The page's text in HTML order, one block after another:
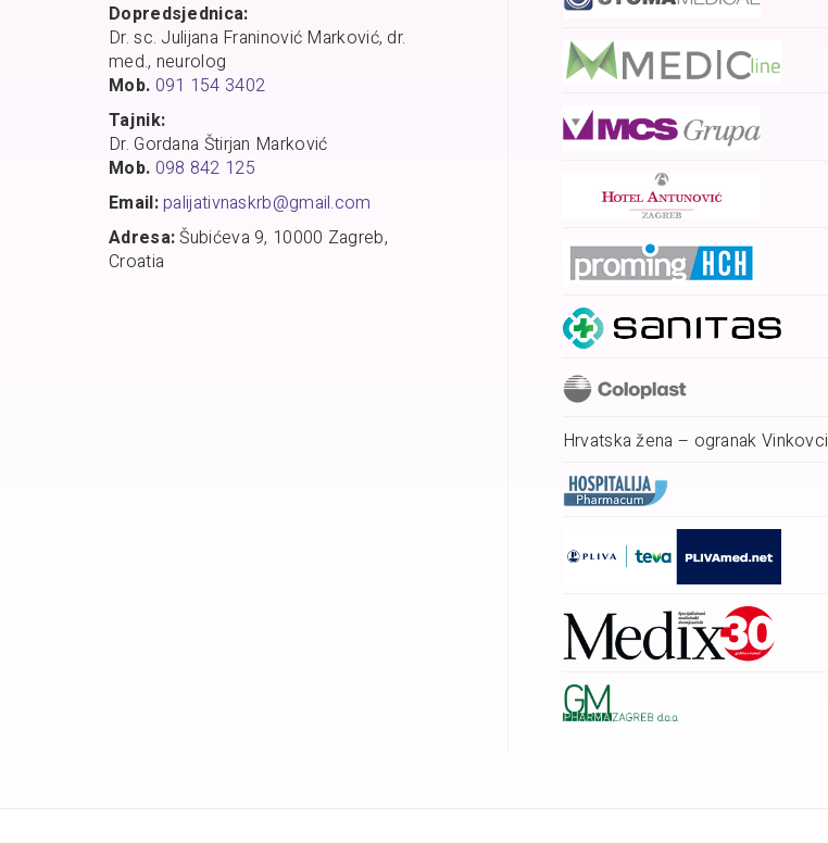
Dopredsjednica:
Dr. sc. Julijana Franinović Marković, dr.
med., neurolog
Mob. 091 154 3402
Tajnik:
Dr. Gordana Štirjan Marković
Mob. 098 842 125
Email:palijativnaskrb@gmail.com
Adresa:Šubićeva 9, 10000 Zagreb,
Croatia
Hrvatska žena – ogranak Vinkovci